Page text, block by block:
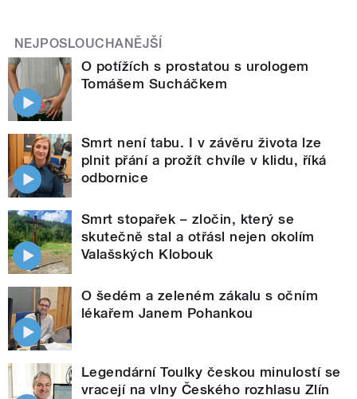
NEJPOSLOUCHANĚJŠÍ
O potížích s prostatou s urologem
Tomášem Sucháčkem
Smrt není tabu. I v závěru života lze
plnit přání a prožít chvíle v klidu, říká
odbornice
Smrt stopařek – zločin, který se
skutečně stal a otřásl nejen okolím
Valašských Klobouk
O šedém a zeleném zákalu s očním
lékařem Janem Pohankou
Legendární Toulky českou minulostí se
vracejí na vlny Českého rozhlasu Zlín